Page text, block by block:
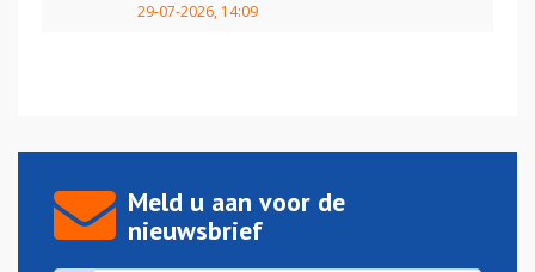
29-07-2026, 14:09
Meld u aan voor de
nieuwsbrief